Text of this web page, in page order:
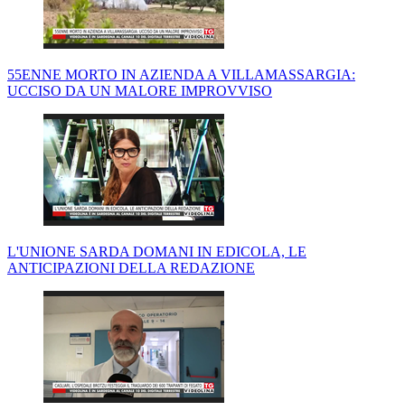
55ENNE MORTO IN AZIENDA A VILLAMASSARGIA:
UCCISO DA UN MALORE IMPROVVISO
L'UNIONE SARDA DOMANI IN EDICOLA, LE
ANTICIPAZIONI DELLA REDAZIONE